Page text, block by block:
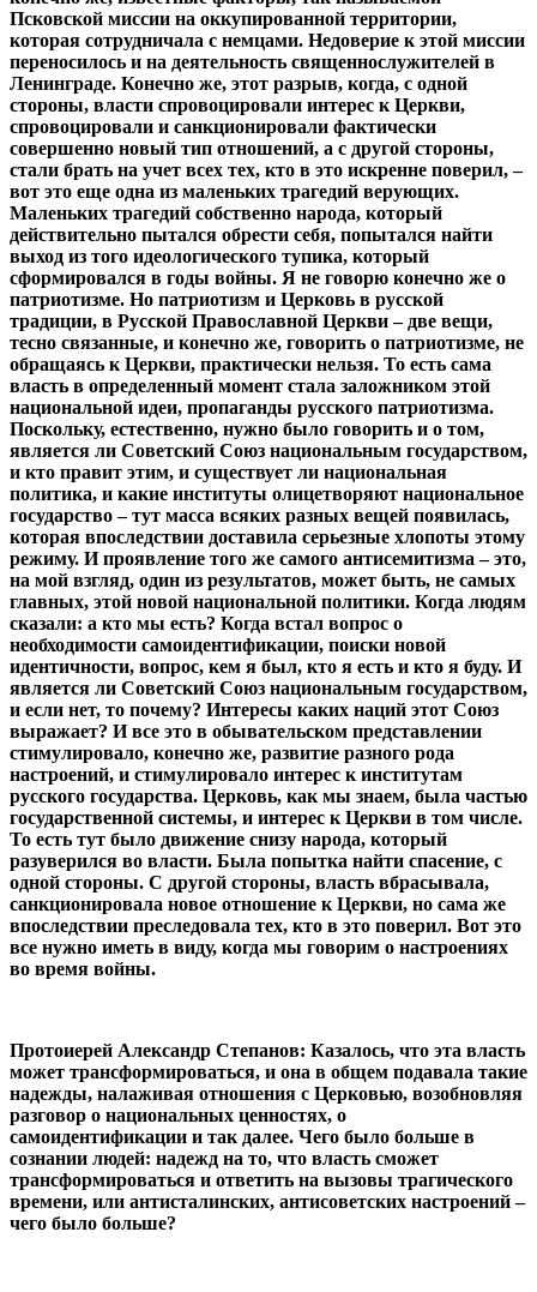
Псковской миссии на оккупированной территории,
которая сотрудничала с немцами. Недоверие к этой миссии
переносилось и на деятельность священнослужителей в
Ленинграде. Конечно же, этот разрыв, когда, с одной
стороны, власти спровоцировали интерес к Церкви,
спровоцировали и санкционировали фактически
совершенно новый тип отношений, а с другой стороны,
стали брать на учет всех тех, кто в это искренне поверил, –
вот это еще одна из маленьких трагедий верующих.
Маленьких трагедий собственно народа, который
действительно пытался обрести себя, попытался найти
выход из того идеологического тупика, который
сформировался в годы войны. Я не говорю конечно же о
патриотизме. Но патриотизм и Церковь в русской
традиции, в Русской Православной Церкви – две вещи,
тесно связанные, и конечно же, говорить о патриотизме, не
обращаясь к Церкви, практически нельзя. То есть сама
власть в определенный момент стала заложником этой
национальной идеи, пропаганды русского патриотизма.
Поскольку, естественно, нужно было говорить и о том,
является ли Советский Союз национальным государством,
и кто правит этим, и существует ли национальная
политика, и какие институты олицетворяют национальное
государство – тут масса всяких разных вещей появилась,
которая впоследствии доставила серьезные хлопоты этому
режиму. И проявление того же самого антисемитизма – это,
на мой взгляд, один из результатов, может быть, не самых
главных, этой новой национальной политики. Когда людям
сказали: а кто мы есть? Когда встал вопрос о
необходимости самоидентификации, поиски новой
идентичности, вопрос, кем я был, кто я есть и кто я буду. И
является ли Советский Союз национальным государством,
и если нет, то почему? Интересы каких наций этот Союз
выражает? И все это в обывательском представлении
стимулировало, конечно же, развитие разного рода
настроений, и стимулировало интерес к институтам
русского государства. Церковь, как мы знаем, была частью
государственной системы, и интерес к Церкви в том числе.
То есть тут было движение снизу народа, который
разуверился во власти. Была попытка найти спасение, с
одной стороны. С другой стороны, власть вбрасывала,
санкционировала новое отношение к Церкви, но сама же
впоследствии преследовала тех, кто в это поверил. Вот это
все нужно иметь в виду, когда мы говорим о настроениях
во время войны.
Протоиерей Александр Степанов: Казалось, что эта власть
может трансформироваться, и она в общем подавала такие
надежды, налаживая отношения с Церковью, возобновляя
разговор о национальных ценностях, о
самоидентификации и так далее. Чего было больше в
сознании людей: надежд на то, что власть сможет
трансформироваться и ответить на вызовы трагического
времени, или антисталинских, антисоветских настроений –
чего было больше?